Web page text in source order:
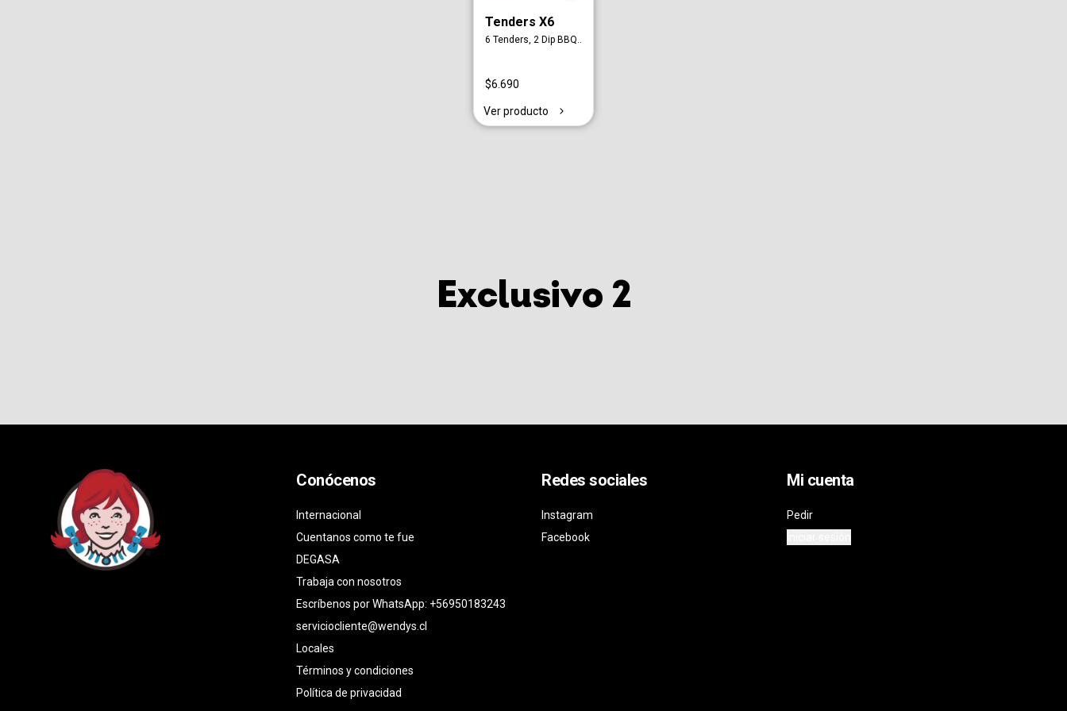
Tenders X6
6 Tenders, 2 Dip BBQ..
$6.690
Ver producto
Exclusivo 2
Conócenos
Internacional
Cuentanos como te fue
DEGASA
Trabaja con nosotros
Escríbenos por WhatsApp: +56950183243
serviciocliente@wendys.cl
Locales
Términos y condiciones
Política de privacidad
Redes sociales
Instagram
Facebook
Mi cuenta
Pedir